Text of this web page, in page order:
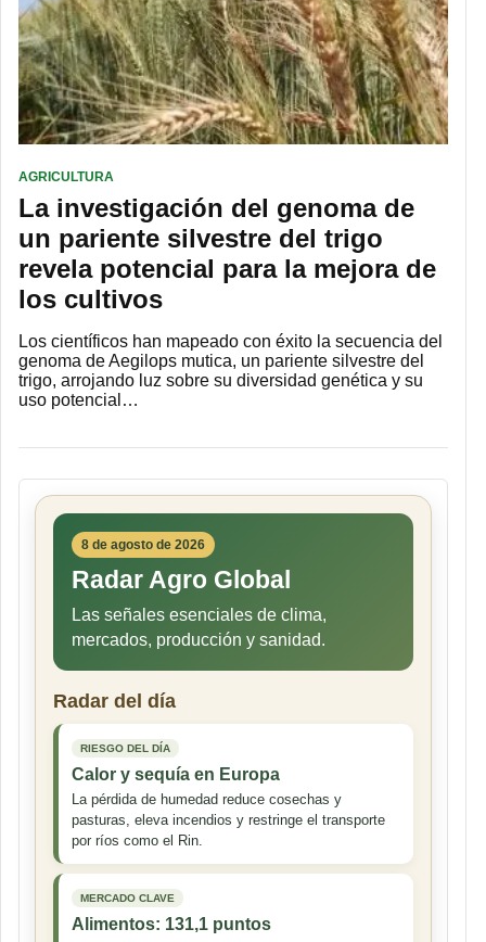
AGRICULTURA
La investigación del genoma de
un pariente silvestre del trigo
revela potencial para la mejora de
los cultivos
Los científicos han mapeado con éxito la secuencia del
genoma de Aegilops mutica, un pariente silvestre del
trigo, arrojando luz sobre su diversidad genética y su
uso potencial…
8 de agosto de 2026
Radar Agro Global
Las señales esenciales de clima,
mercados, producción y sanidad.
Radar del día
RIESGO DEL DÍA
Calor y sequía en Europa
La pérdida de humedad reduce cosechas y
pasturas, eleva incendios y restringe el transporte
por ríos como el Rin.
MERCADO CLAVE
Alimentos: 131,1 puntos